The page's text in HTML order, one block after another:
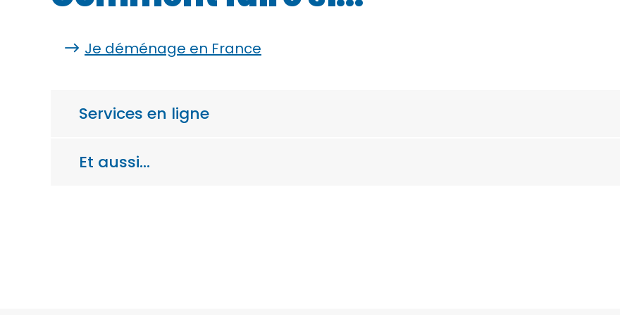
Je déménage en France
Services en ligne
Et aussi…